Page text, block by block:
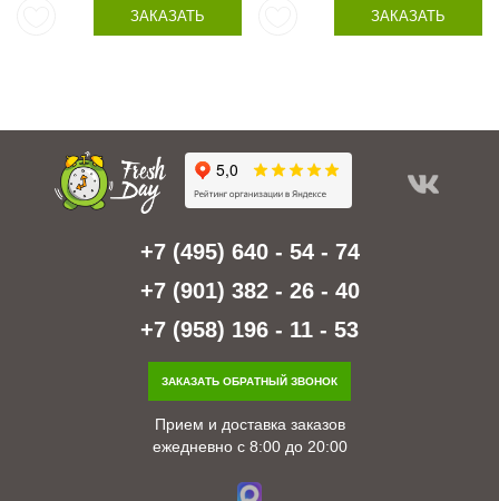
ЗАКАЗАТЬ ЗАКАЗАТЬ
+7 (495) 640 - 54 - 74
+7 (901) 382 - 26 - 40
+7 (958) 196 - 11 - 53
ЗАКАЗАТЬ ОБРАТНЫЙ ЗВОНОК
Прием и доставка заказов
ежедневно с 8:00 до 20:00